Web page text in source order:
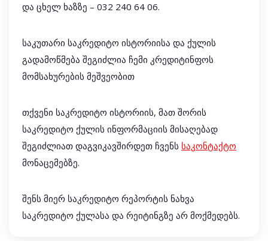
და ცხელ ხაზზე – 032 240 64 06.
საკუთარი საკრედიტო ისტორიისა და ქულის
გადამოწმება შეგიძლია ჩემი კრედიტინფოს
მომსახურების მეშვეობით
თქვენი საკრედიტო ისტორიის, მათ შორის
საკრედიტო ქულის ინფორმაციის მისაღებად
შეგიძლიათ დაგვიკავშირდეთ ჩვენს საკონტაქტო
მონაცემებზე.
შენს მიერ საკრედიტო რეპორტის ნახვა
საკრედიტო ქულასა და რეიტინგზე არ მოქმედებს.